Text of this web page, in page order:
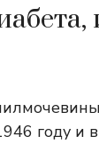
году и